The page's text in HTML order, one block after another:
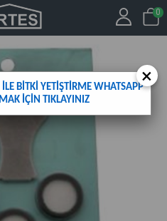
0
İÇİN YEDEK DİSK 5 ADET
×
BİTKİ YETİŞTİRME WHATSAPP
İÇİN TIKLAYINIZ